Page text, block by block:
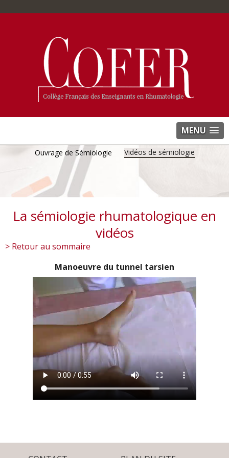
MENU
Ouvrage de Sémiologie Vidéos de sémiologie
La sémiologie rhumatologique en
vidéos
> Retour au sommaire
Manoeuvre du tunnel tarsien